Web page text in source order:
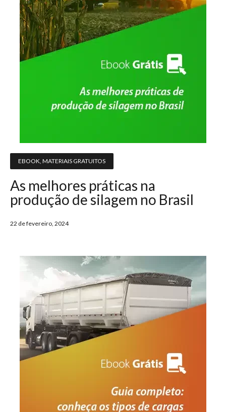
EBOOK MATERIAIS GRATUITOS
As melhores práticas na
produção de silagem no Brasil
22 de fevereiro, 2024